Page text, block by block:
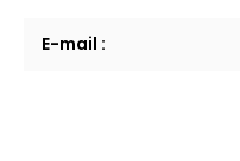
E-mail :